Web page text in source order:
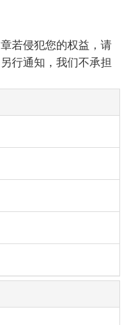
若侵犯您的权益，请
行通知，我们不承担